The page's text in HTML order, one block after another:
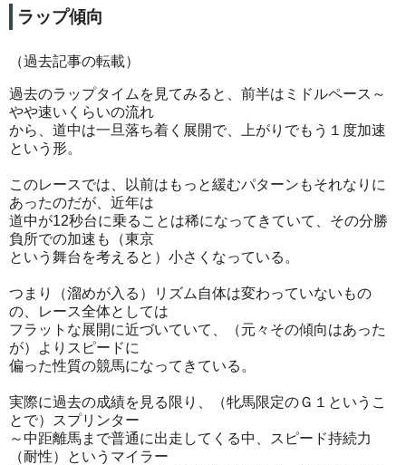
ラップ傾向
（過去記事の転載）
過去のラップタイムを見てみると、前半はミドルペース～
やや速いくらいの流れ
から、道中は一旦落ち着く展開で、上がりでもう１度加速
という形。
このレースでは、以前はもっと緩むパターンもそれなりに
あったのだが、近年は
道中が12秒台に乗ることは稀になってきていて、その分勝
負所での加速も（東京
という舞台を考えると）小さくなっている。
つまり（溜めが入る）リズム自体は変わっていないもの
の、レース全体としては
フラットな展開に近づいていて、（元々その傾向はあった
が）よりスピードに
偏った性質の競馬になってきている。
実際に過去の成績を見る限り、（牝馬限定のＧ１というこ
とで）スプリンター
～中距離馬まで普通に出走してくる中、スピード持続力
（耐性）というマイラー